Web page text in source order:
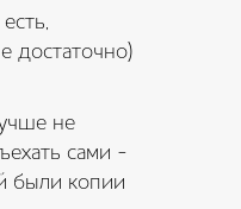
достаточно)
не
сами -
были копии